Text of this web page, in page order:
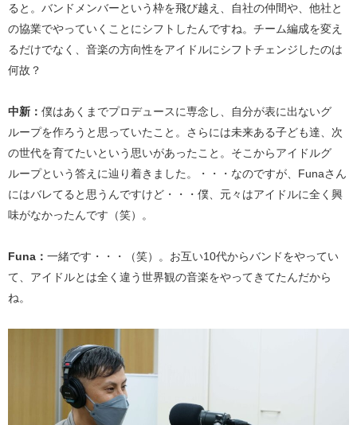
ると。バンドメンバーという枠を飛び越え、自社の仲間や、他社と
の協業でやっていくことにシフトしたんですね。チーム編成を変え
るだけでなく、音楽の方向性をアイドルにシフトチェンジしたのは
何故？
中新： 僕はあくまでプロデュースに専念し、自分が表に出ないグ
ループを作ろうと思っていたこと。さらには未来ある子ども達、次
の世代を育てたいという思いがあったこと。そこからアイドルグ
ループという答えに辿り着きました。・・・なのですが、Funaさん
にはバレてると思うんですけど・・・僕、元々はアイドルに全く興
味がなかったんです（笑）。
Funa： 一緒です・・・（笑）。お互い10代からバンドをやってい
て、アイドルとは全く違う世界観の音楽をやってきてたんだから
ね。